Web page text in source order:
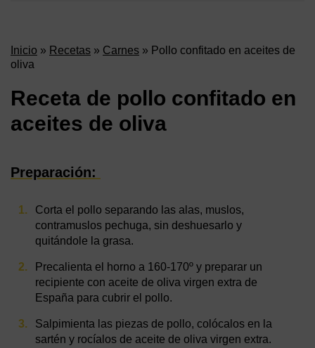
Inicio » Recetas » Carnes » Pollo confitado en aceites de
oliva
Receta de pollo confitado en
aceites de oliva
Preparación:
Corta el pollo separando las alas, muslos,
contramuslos pechuga, sin deshuesarlo y
quitándole la grasa.
Precalienta el horno a 160-170º y preparar un
recipiente con aceite de oliva virgen extra de
España para cubrir el pollo.
Salpimienta las piezas de pollo, colócalos en la
sartén y rocíalos de aceite de oliva virgen extra.